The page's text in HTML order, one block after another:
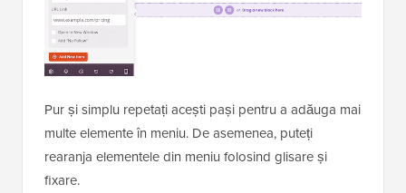
Pur și simplu repetați acești pași pentru a adăuga mai
multe elemente în meniu. De asemenea, puteți
rearanja elementele din meniu folosind glisare și
fixare.